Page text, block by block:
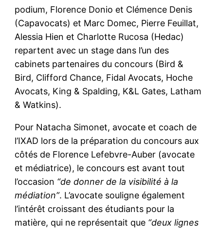
podium, Florence Donio et Clémence Denis
(Capavocats) et Marc Domec, Pierre Feuillat,
Alessia Hien et Charlotte Rucosa (Hedac)
repartent avec un stage dans l’un des
cabinets partenaires du concours (Bird &
Bird, Clifford Chance, Fidal Avocats, Hoche
Avocats, King & Spalding, K&L Gates, Latham
& Watkins).
Pour Natacha Simonet, avocate et coach de
l’IXAD lors de la préparation du concours aux
côtés de Florence Lefebvre-Auber (avocate
et médiatrice), le concours est avant tout
l’occasion “de donner de la visibilité à la
médiation”. L’avocate souligne également
l’intérêt croissant des étudiants pour la
matière, qui ne représentait que “deux lignes